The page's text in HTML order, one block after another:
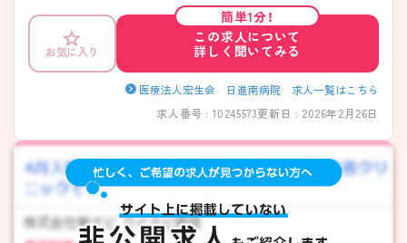
お気に入り
簡単1分！
この求人について
詳しく聞いてみる
医療法人宏生会 日進南病院 求人一覧はこちら
求人番号 : 10245573更新日 : 2026年2月26日